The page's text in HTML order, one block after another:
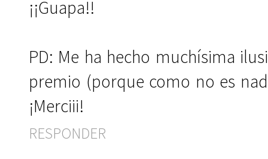
¡¡Guapa!!
PD: Me ha hecho muchísima
premio (porque como no es
¡Merciii!
RESPONDER